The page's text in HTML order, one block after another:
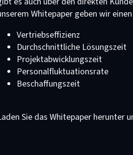
Whitepaper geben wir
Vertriebseffizienz
Durchschnittliche Lösungszeit
Projektabwicklungszeit
Personalfluktuationsrate
Beschaffungszeit
Sie das Whitepaper herunter